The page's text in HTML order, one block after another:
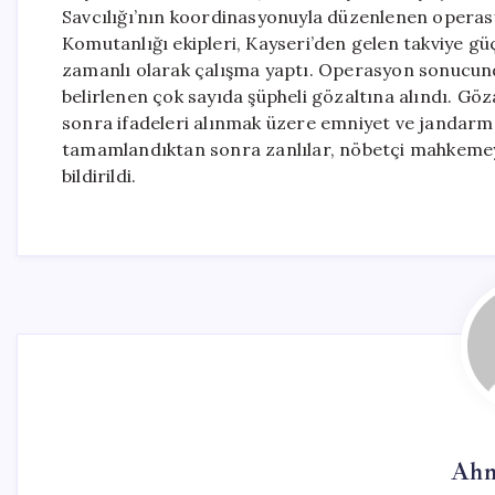
Savcılığı’nın koordinasyonuyla düzenlenen
Komutanlığı ekipleri, Kayseri’den gelen takviye
zamanlı olarak çalışma yaptı. Operasyon
belirlenen çok sayıda şüpheli gözaltına alındı.
sonra ifadeleri alınmak üzere emniyet ve
tamamlandıktan sonra zanlılar, nöbetçi
bildirildi.